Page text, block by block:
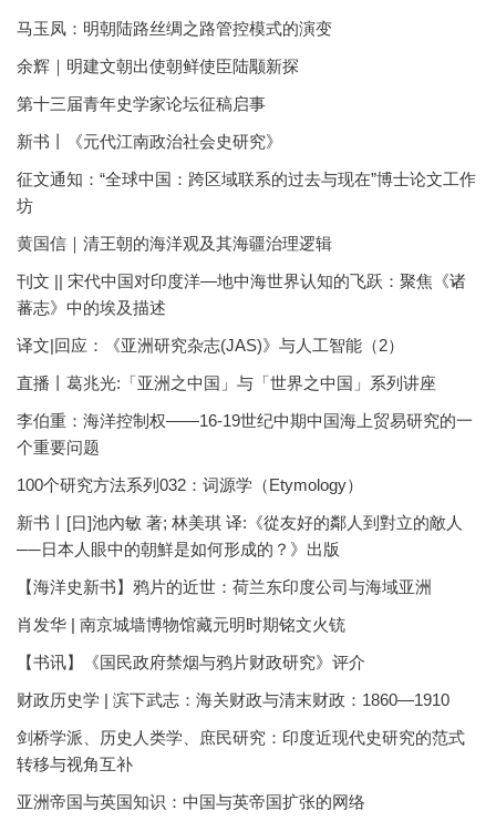
马玉凤：明朝陆路丝绸之路管控模式的演变
余辉｜明建文朝出使朝鲜使臣陆颙新探
第十三届青年史学家论坛征稿启事
新书丨《元代江南政治社会史研究》
征文通知：“全球中国：跨区域联系的过去与现在”博士论文工作
坊
黄国信｜清王朝的海洋观及其海疆治理逻辑
刊文 || 宋代中国对印度洋—地中海世界认知的飞跃：聚焦《诸
蕃志》中的埃及描述
译文|回应：《亚洲研究杂志(JAS)》与人工智能（2）
直播丨葛兆光:「亚洲之中国」与「世界之中国」系列讲座
李伯重：海洋控制权——16-19世纪中期中国海上贸易研究的一
个重要问题
100个研究方法系列032：词源学（Etymology）
新书丨[日]池內敏 著; 林美琪 译:《從友好的鄰人到對立的敵人
──日本人眼中的朝鮮是如何形成的？》出版
【海洋史新书】鸦片的近世：荷兰东印度公司与海域亚洲
肖发华 | 南京城墙博物馆藏元明时期铭文火铳
【书讯】《国民政府禁烟与鸦片财政研究》评介
财政历史学 | 滨下武志：海关财政与清末财政：1860—1910
剑桥学派、历史人类学、庶民研究：印度近现代史研究的范式
转移与视角互补
亚洲帝国与英国知识：中国与英帝国扩张的网络